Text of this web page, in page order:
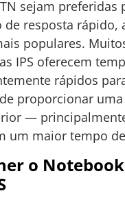
sejam preferidas
resposta rápido,
populares.
IPS oferecem
rápidos
proporcionar
—
um maior tempo de
o